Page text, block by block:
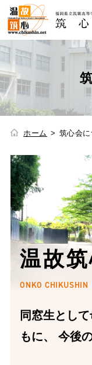
ホーム 筑心会
温故
ONKO CHIKUSHIN
同窓生とし
もに、
今後